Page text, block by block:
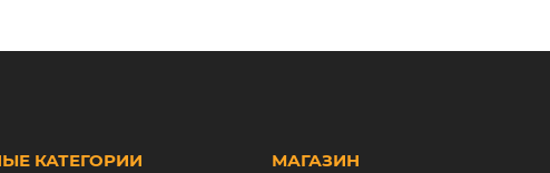
КАТЕГОРИИ МАГАЗИН